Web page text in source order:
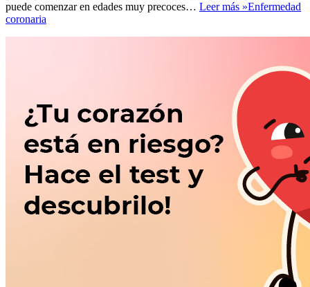
puede comenzar en edades muy precoces… Leer más »Enfermedad
coronaria